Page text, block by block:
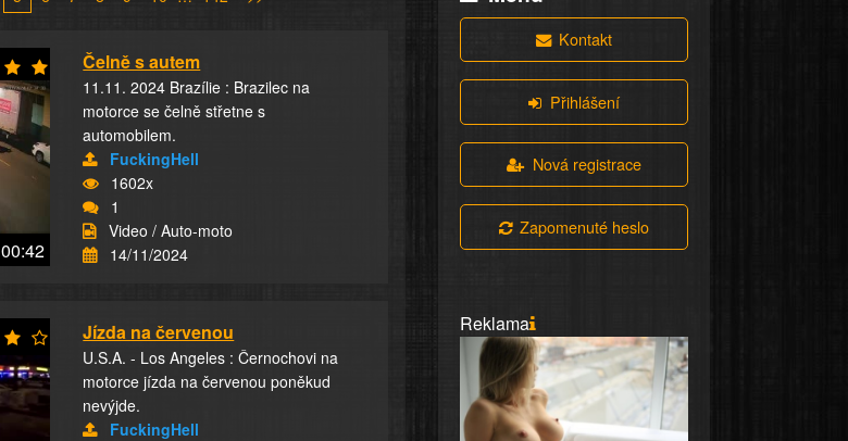
00:42
Čelně s autem
11.11. 2024 Brazílie : Brazilec na
motorce se čelně střetne s
automobilem.
FuckingHell
1602x
1
Video / Auto-moto
14/11/2024
Jízda na červenou
U.S.A. - Los Angeles : Černochovi na
motorce jízda na červenou poněkud
nevýjde.
FuckingHell
Kontakt
Přihlášení
Nová registrace
Zapomenuté heslo
Reklama